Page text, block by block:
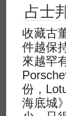
占士
收藏古
件越保
來越罕
份，
海底城